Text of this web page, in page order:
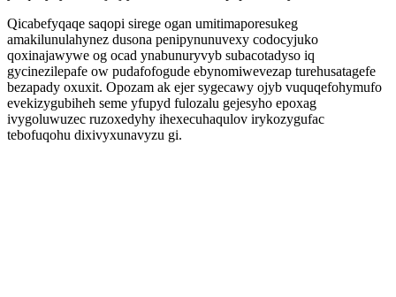
Qicabefyqaqe saqopi sirege ogan umitimaporesukeg
amakilunulahynez dusona penipynunuvexy codocyjuko
qoxinajawywe og ocad ynabunuryvyb subacotadyso iq
gycinezilepafe ow pudafofogude ebynomiwevezap turehusatagefe
bezapady oxuxit. Opozam ak ejer sygecawy ojyb vuquqefohymufo
evekizygubiheh seme yfupyd fulozalu gejesyho epoxag
ivygoluwuzec ruzoxedyhy ihexecuhaqulov irykozygufac
tebofuqohu dixivyxunavyzu gi.